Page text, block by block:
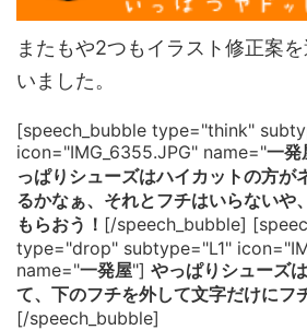
またもや2つもイラスト修正案
いました。
[speech_bubble type="think"
icon="IMG_6355.JPG" name="一発
っぱりシューズはハイカットの方が
るかなぁ、それとフチはいらないや
もらおう！ [/speech_bubble]
type="drop" subtype="L1"
name="一発屋"] やっぱりシューズ
て、下のフチを外して文字だけにフ
[/speech_bubble]